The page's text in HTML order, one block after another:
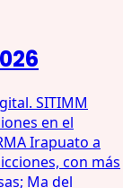
SITIMM
en el
Irapuato a
con más
Ma del